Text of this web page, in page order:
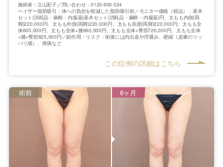
施術者：立山彩子／問い合わせ：0120-900-524
ベイザー脂肪吸引：体への負担を軽減した脂肪吸引術／モニター価格（税込）：基本
セット(消耗品・麻酔・内服薬)基本セット(消耗品・麻酔・内服薬)円、太もも内側(両
脚)220,000円、太もも外側(両脚)220,000円、太もも前面(両脚)220,000円、太もも全
体605,000円、太もも全体+膝660,000円、太もも全体+臀部726,000円、太もも全体
+膝+臀部825,000円／副作用・リスク：術後には内出血や浮腫み、硬縮（皮膚のツッ
パリ感）、疼痛など
この症例の詳細はこちら
術前 6ヶ月